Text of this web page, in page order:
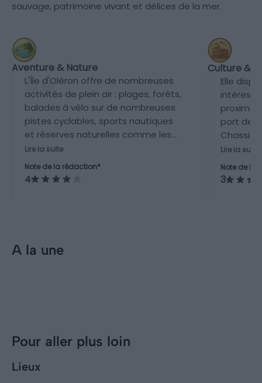
sauvage, patrimoine vivant et délices de la mer.
Aventure & Nature
L'Île d'Oléron offre de nombreuses
activités de plein air : plages, forêts,
balades à vélo sur de nombreuses
pistes cyclables, sports nautiques
et réserves naturelles comme les
marais salants ou la réserve de
Moëze-Oléron. C’est une
destination nature très complète.
Lire la suite
Note de la rédaction*
4
Culture &
Elle
port de
locaux,
Lire la suite
Note de la
3
A la une
Pour aller plus loin
Lieux